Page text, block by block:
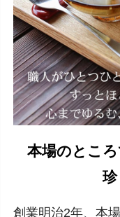
本場のとこ
創業明治2年、本